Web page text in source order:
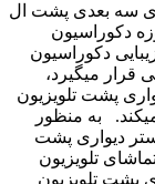
سه بعدی پشت ال
دکوراسیون
دکوراسیون
قرار میگیرد،
پشت تلویزیون
به منظور
دیواری پشت
تلویزیون
پشت تلویزیون